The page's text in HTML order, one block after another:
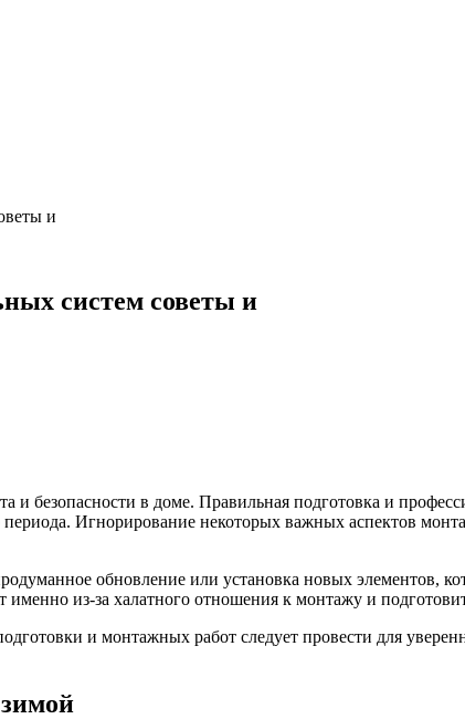
и
систем советы и
и безопасности в доме. Правильная подготовка и
Игнорирование некоторых важных аспектов
обновление или установка новых элементов,
именно из-за халатного отношения к монтажу и
и монтажных работ следует провести для